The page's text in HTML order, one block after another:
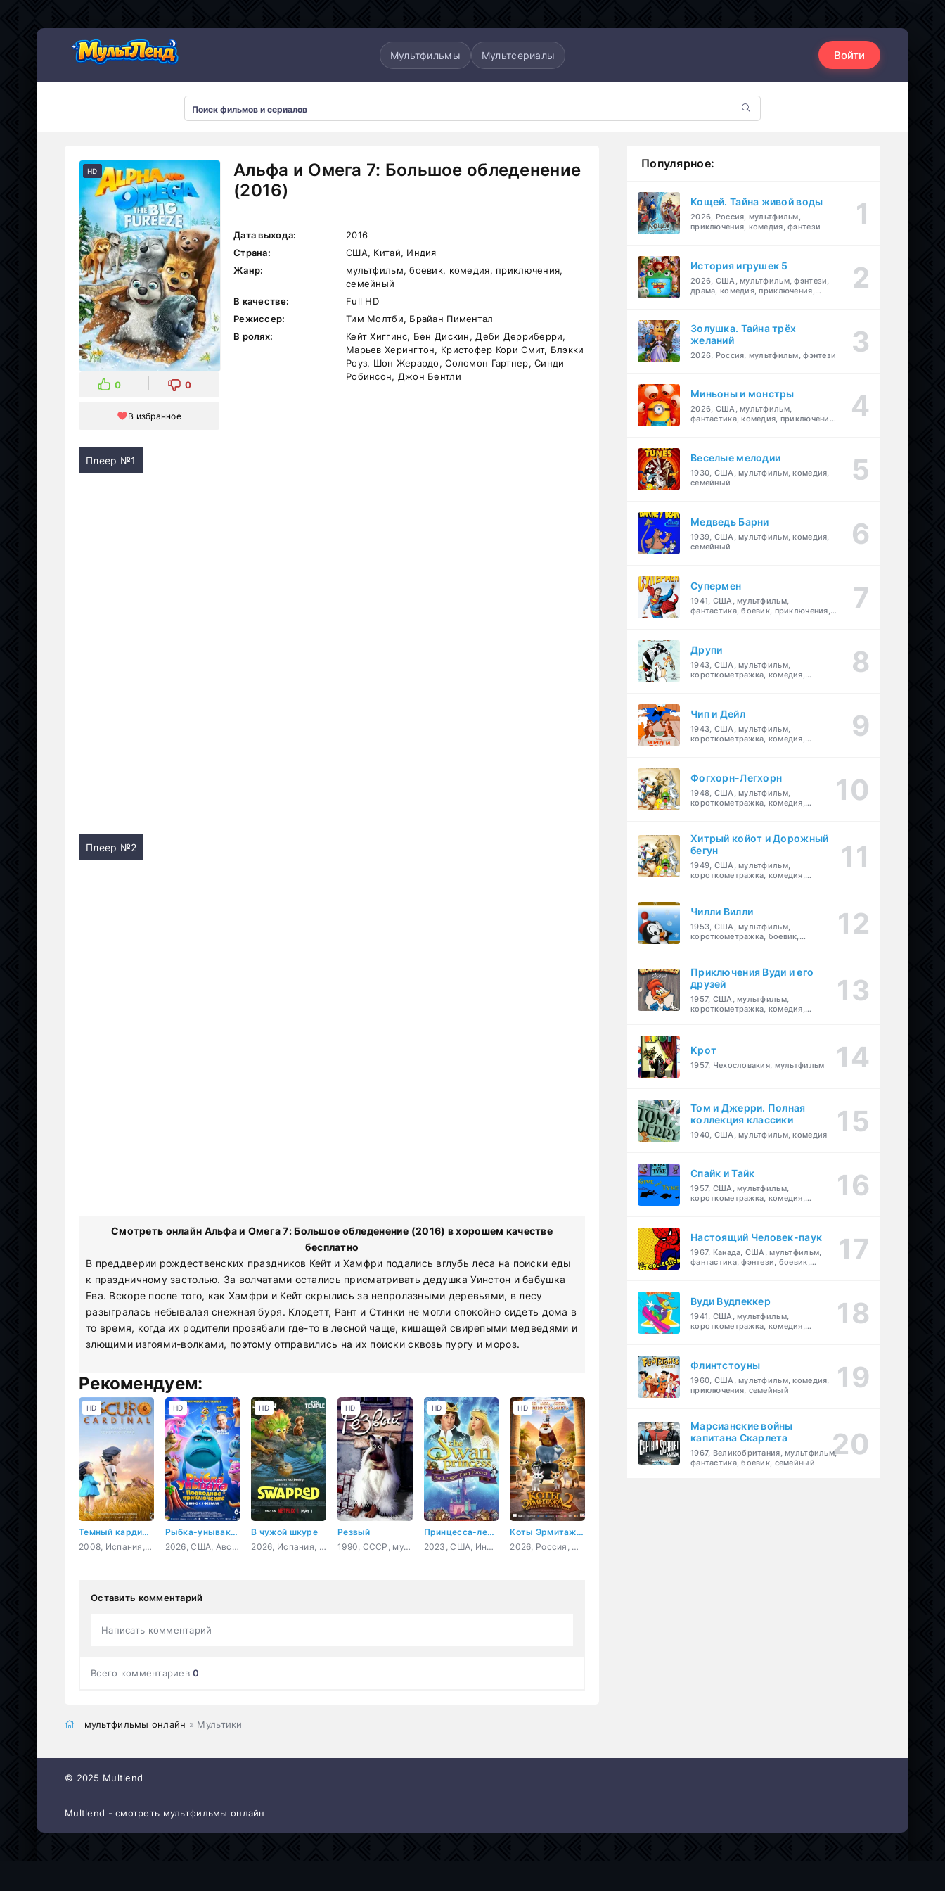
Мультфильмы Мультсериалы Войти
Альфа и Омега 7: Большое обледенение
(2016)
HD
0 0
В избранное
Дата выхода:
2016
Страна:
США, Китай, Индия
Жанр:
мультфильм, боевик, комедия, приключения,
семейный
В качестве:
Full HD
Режиссер:
Тим Молтби, Брайан Пиментал
В ролях:
Кейт Хиггинс, Бен Дискин, Деби Дерриберри,
Марьев Херингтон, Кристофер Кори Смит, Блэкки
Роуз, Шон Жерардо, Соломон Гартнер, Синди
Робинсон, Джон Бентли
Плеер №1
Плеер №2
Смотреть онлайн Альфа и Омега 7: Большое обледенение (2016) в хорошем качестве
бесплатно
В преддверии рождественских праздников Кейт и Хамфри подались вглубь леса на поиски еды
к праздничному застолью. За волчатами остались присматривать дедушка Уинстон и бабушка
Ева. Вскоре после того, как Хамфри и Кейт скрылись за непролазными деревьями, в лесу
разыгралась небывалая снежная буря. Клодетт, Рант и Стинки не могли спокойно сидеть дома в
то время, когда их родители прозябали где-то в лесной чаще, кишащей свирепыми медведями и
злющими изгоями-волками, поэтому отправились на их поиски сквозь пургу и мороз.
Рекомендуем:
Темный кардинал
2008, Испания, мультфильм, короткометражка
HD
Рыбка-унывака. Подводное приключение
2026, США, Австралия, мультфильм, фэнтези, комедия, приключения, семейный
HD
В чужой шкуре
2026, Испания, США, мультфильм, фэнтези, комедия, приключения, семейный
HD
Резвый
1990, СССР, мультфильм, короткометражка
HD
Принцесса-лебедь: Дольше, чем вечность
2023, США, Индия, Корея Южная, мультфильм, семейный
HD
Коты Эрмитажа 2. Тайна египетского зала
2026, Россия, мультфильм, семейный, приключения
HD
Оставить комментарий
Написать комментарий
Всего комментариев0
мультфильмы онлайн » Мультики
Популярное:
Кощей. Тайна живой воды
2026, Россия, мультфильм,
приключения, комедия, фэнтези
История игрушек 5
2026, США, мультфильм, фэнтези,
драма, комедия, приключения,
Золушка. Тайна трёх
желаний
2026, Россия, мультфильм, фэнтези
Миньоны и монстры
2026, США, мультфильм,
фантастика, комедия, приключения,
Веселые мелодии
1930, США, мультфильм, комедия,
семейный
Медведь Барни
1939, США, мультфильм, комедия,
семейный
Супермен
1941, США, мультфильм,
фантастика, боевик, приключения,
Друпи
1943, США, мультфильм,
короткометражка, комедия,
Чип и Дейл
1943, США, мультфильм,
короткометражка, комедия,
Фогхорн-Легхорн
1948, США, мультфильм,
короткометражка, комедия,
Хитрый койот и Дорожный
бегун
1949, США, мультфильм,
короткометражка, комедия,
Чилли Вилли
1953, США, мультфильм,
короткометражка, боевик,
Приключения Вуди и его
друзей
1957, США, мультфильм,
короткометражка, комедия,
Крот
1957, Чехословакия, мультфильм
Том и Джерри. Полная
коллекция классики
1940, США, мультфильм, комедия
Спайк и Тайк
1957, США, мультфильм,
короткометражка, комедия,
Настоящий Человек-паук
1967, Канада, США, мультфильм,
фантастика, фэнтези, боевик,
Вуди Вудпеккер
1941, США, мультфильм,
короткометражка, комедия,
Флинтстоуны
1960, США, мультфильм, комедия,
приключения, семейный
Марсианские войны
капитана Скарлета
1967, Великобритания, мультфильм,
фантастика, боевик, семейный
© 2025 Multlend
Multlend - смотреть мультфильмы онлайн